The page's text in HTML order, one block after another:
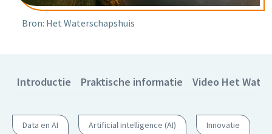
Bron: Het Waterschapshuis
Introductie Praktische informatie Video Het
Data en AI Artificial intelligence (AI) Innovatie